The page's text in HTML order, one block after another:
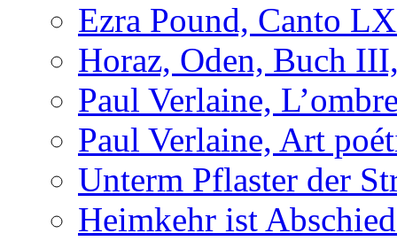
Ezra Pound, Canto
Horaz, Oden, Buch
Paul Verlaine,
Paul Verlaine, Art
Unterm Pflaster der
Heimkehr ist